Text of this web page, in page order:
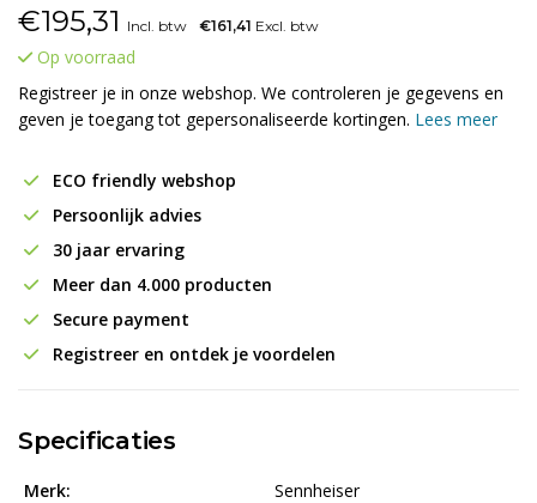
€195,31 Incl. btw €161,41 Excl. btw
Op voorraad
Registreer je in onze webshop. We controleren je gegevens en
geven je toegang tot gepersonaliseerde kortingen. Lees meer
ECO friendly webshop
Persoonlijk advies
30 jaar ervaring
Meer dan 4.000 producten
Secure payment
Registreer en ontdek je voordelen
Specificaties
Merk:
Sennheiser